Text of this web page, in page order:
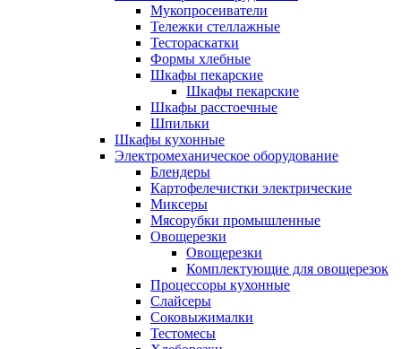
Мукопросеиватели
Тележки стеллажные
Тестораскатки
Формы хлебные
Шкафы пекарские
Шкафы пекарские
Шкафы расстоечные
Шпильки
Шкафы кухонные
Электромеханическое оборудование
Блендеры
Картофелечистки электрические
Миксеры
Мясорубки промышленные
Овощерезки
Овощерезки
Комплектующие для овощерезок
Процессоры кухонные
Слайсеры
Соковыжималки
Тестомесы